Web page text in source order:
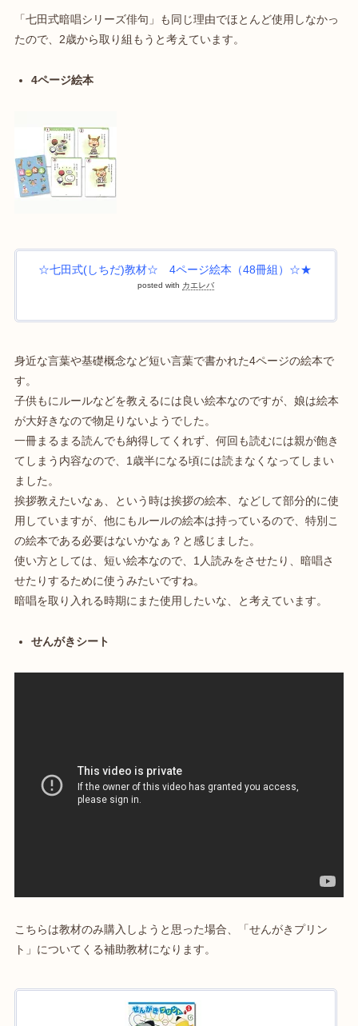
「七田式暗唱シリーズ俳句」も同じ理由でほとんど使用しなかっ
たので、2歳から取り組もうと考えています。
4ページ絵本
☆七田式(しちだ)教材☆ 4ページ絵本（48冊組）☆★
posted with カエレバ
身近な言葉や基礎概念など短い言葉で書かれた4ページの絵本で
す。
子供もにルールなどを教えるには良い絵本なのですが、娘は絵本
が大好きなので物足りないようでした。
一冊まるまる読んでも納得してくれず、何回も読むには親が飽き
てしまう内容なので、1歳半になる頃には読まなくなってしまい
ました。
挨拶教えたいなぁ、という時は挨拶の絵本、などして部分的に使
用していますが、他にもルールの絵本は持っているので、特別こ
の絵本である必要はないかなぁ？と感じました。
使い方としては、短い絵本なので、1人読みをさせたり、暗唱さ
せたりするために使うみたいですね。
暗唱を取り入れる時期にまた使用したいな、と考えています。
せんがきシート
こちらは教材のみ購入しようと思った場合、「せんがきプリン
ト」についてくる補助教材になります。